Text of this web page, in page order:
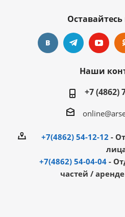
Оставайтесь
Наши
+7 (4862)
+7(4862) 54-12-12 -
+7(4862) 54-04-04 -
частей /